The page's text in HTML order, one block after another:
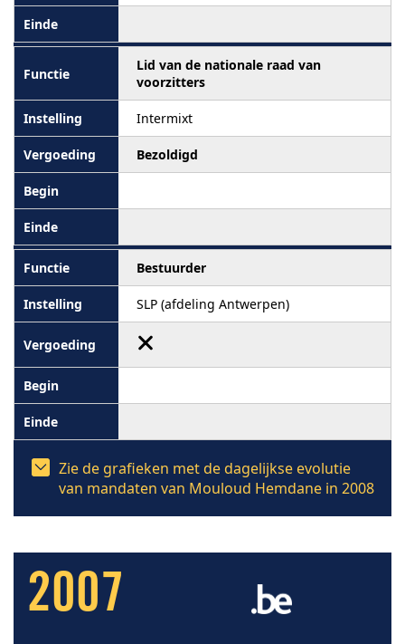
Lid van de nationale raad van
voorzitters
Intermixt
Bezoldigd
Bestuurder
SLP (afdeling Antwerpen)
Zie de grafieken met de dagelijkse evolutie
van mandaten van Mouloud Hemdane in 2008
2007